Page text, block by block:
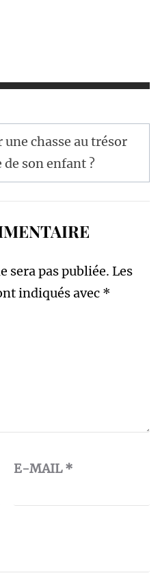
chasse au trésor
son enfant ?
sera pas publiée. Les
indiqués avec *
E-MAIL*